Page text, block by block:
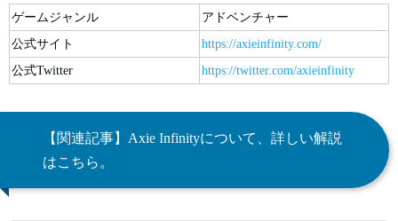
ゲームジャンル
アドベンチャー
公式サイト
https://axieinfinity.com/
公式Twitter
https://twitter.com/axieinfinity
【関連記事】Axie Infinityについて、詳しい解説
はこちら。